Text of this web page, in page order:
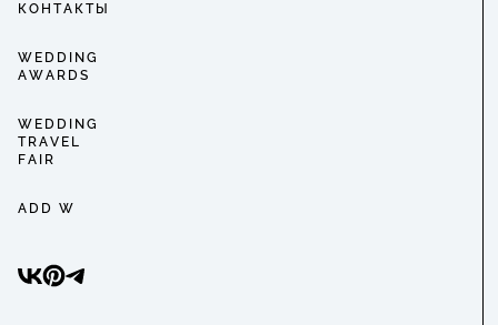
КОНТАКТЫ
WEDDING
AWARDS
WEDDING
TRAVEL
FAIR
ADD W